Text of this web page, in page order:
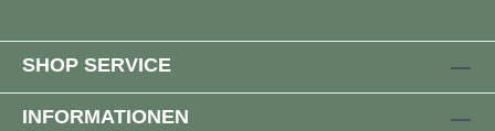
SHOP SERVICE
INFORMATIONEN